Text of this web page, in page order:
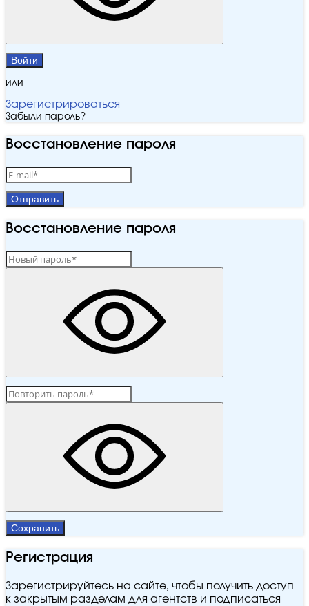
Войти
или
Зарегистрироваться
Забыли пароль?
Восстановление пароля
Отправить
Восстановление пароля
Сохранить
Регистрация
Зарегистрируйтесь на сайте, чтобы получить доступ
к закрытым разделам для агентств и подписаться